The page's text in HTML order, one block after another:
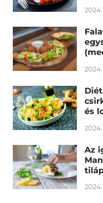
és
Az